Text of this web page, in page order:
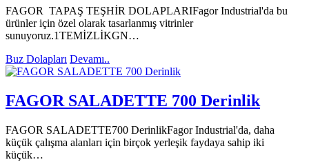
FAGOR TAPAŞ TEŞHİR DOLAPLARIFagor Industrial'da bu
ürünler için özel olarak tasarlanmış vitrinler
sunuyoruz.1TEMİZLİKGN…
Buz Dolapları Devamı..
FAGOR SALADETTE 700 Derinlik
FAGOR SALADETTE700 DerinlikFagor Industrial'da, daha
küçük çalışma alanları için birçok yerleşik faydaya sahip iki
küçük…